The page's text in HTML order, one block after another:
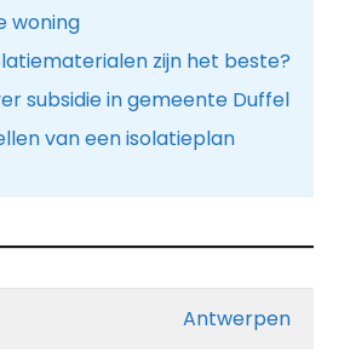
woning
zijn het beste?
subsidie in gemeente Duffel
van een isolatieplan
Antwerpen